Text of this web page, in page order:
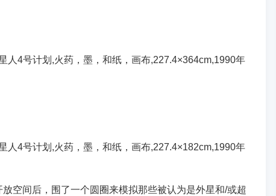
人4号计划,火药，墨，和纸，画布,227.4×364cm,1990年
人4号计划,火药，墨，和纸，画布,227.4×182cm,1990年
空间后，围了一个圆圈来模拟那些被认为是外星和/或超